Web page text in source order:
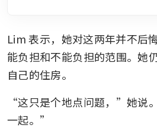
Lim 表示，她对这两年并不后
能负担和不能负担的范围。她
自己的住房。
“这只是个地点问题，”她说
一起。”